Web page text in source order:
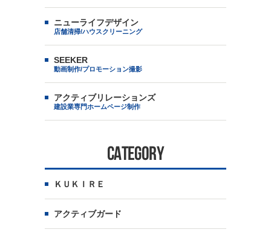
ニューライフデザイン
店舗清掃/ハウスクリーニング
SEEKER
動画制作/プロモーション撮影
アクティブリレーションズ
建設業専門ホームページ制作
CATEGORY
ＫＵＫＩＲＥ
アクティブガード